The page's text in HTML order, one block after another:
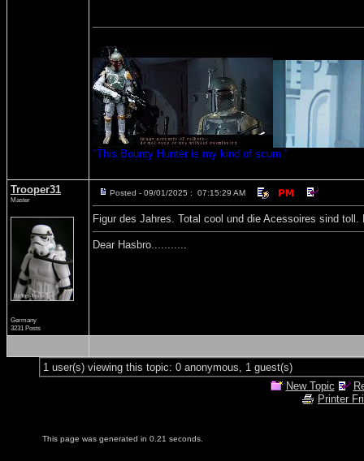
"This Bounty Hunter is my kind of scum."
Trooper31
Master
Germany
3231 Posts
Posted - 09/01/2025 : 07:15:29 AM
Figur des Jahres. Total cool und die Acessoires sind
Dear Hasbro...........
1 user(s) viewing this topic: 0 anonymous, 1 guest(s)
New Topic
Printer
This page was generated in 0.21 seconds.